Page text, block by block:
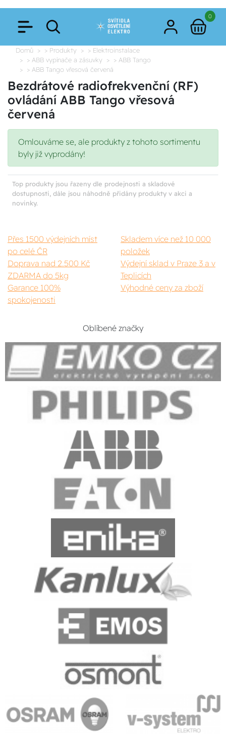
0
Domů > Produkty
> Elektroinstalace
> ABB vypínače a zásuvky
> ABB Tango
> ABB Tango vřesová červená
Bezdrátové radiofrekvenční (RF)
ovládání ABB Tango vřesová
červená
Omlouváme se, ale produkty z tohoto sortimentu
byly již vyprodány!
Top produkty jsou řazeny dle prodejnosti a skladové
dostupnosti, dále jsou náhodně přidány produkty v akci a
novinky.
Přes 1500 výdejních míst
po celé ČR
Skladem více než 10 000
položek
Doprava nad 2.500 Kč
ZDARMA do 5kg
Výdejní sklad v Praze 3 a v
Teplicích
Garance 100%
spokojenosti
Výhodné ceny za zboží
Oblíbené značky